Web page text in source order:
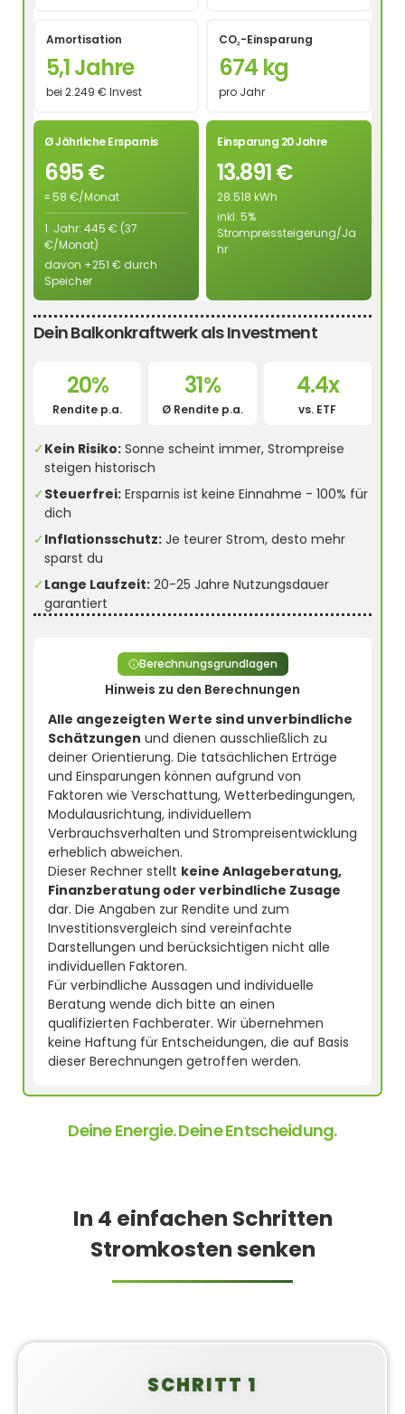
Amortisation
5,1 Jahre
bei 2.249 € Invest
CO₂-Einsparung
674 kg
pro Jahr
Ø Jährliche Ersparnis
695 €
≈ 58 €/Monat
1. Jahr: 445 € (37
€/Monat)
davon +251 € durch
Speicher
Einsparung 20 Jahre
13.891 €
28.518 kWh
inkl. 5%
Strompreissteigerung/Ja
hr
Dein Balkonkraftwerk als Investment
20%
Rendite p.a.
31%
Ø Rendite p.a.
4.4x
vs. ETF
✓Kein Risiko: Sonne scheint immer, Strompreise
steigen historisch
✓Steuerfrei: Ersparnis ist keine Einnahme - 100% für
dich
✓Inflationsschutz: Je teurer Strom, desto mehr
sparst du
✓Lange Laufzeit: 20-25 Jahre Nutzungsdauer
garantiert
Hinweis zu den Berechnungen
Berechnungsgrundlagen
Alle angezeigten Werte sind unverbindliche
Schätzungen und dienen ausschließlich zu
deiner Orientierung. Die tatsächlichen Erträge
und Einsparungen können aufgrund von
Faktoren wie Verschattung, Wetterbedingungen,
Modulausrichtung, individuellem
Verbrauchsverhalten und Strompreisentwicklung
erheblich abweichen.
Dieser Rechner stellt keine Anlageberatung,
Finanzberatung oder verbindliche Zusage
dar. Die Angaben zur Rendite und zum
Investitionsvergleich sind vereinfachte
Darstellungen und berücksichtigen nicht alle
individuellen Faktoren.
Für verbindliche Aussagen und individuelle
Beratung wende dich bitte an einen
qualifizierten Fachberater. Wir übernehmen
keine Haftung für Entscheidungen, die auf Basis
dieser Berechnungen getroffen werden.
Deine Energie. Deine Entscheidung.
In 4 einfachen Schritten
Stromkosten senken
SCHRITT 1